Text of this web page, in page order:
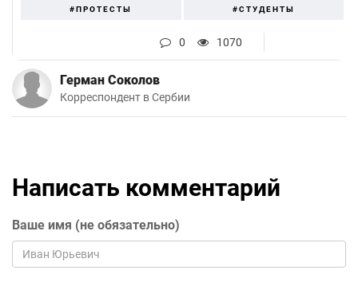
#ПРОТЕСТЫ #СТУДЕНТЫ
0 1070
Герман Соколов
Корреспондент в Сербии
Написать комментарий
Ваше имя (не обязательно)